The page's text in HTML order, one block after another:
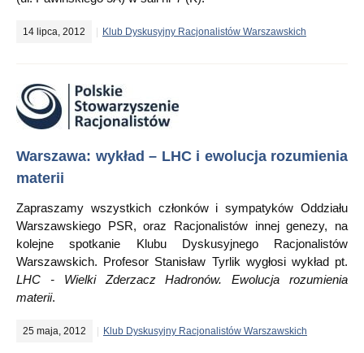
14 lipca, 2012 Klub Dyskusyjny Racjonalistów Warszawskich
Warszawa: wykład – LHC i ewolucja rozumienia
materii
Zapraszamy wszystkich członków i sympatyków Oddziału
Warszawskiego PSR, oraz Racjonalistów innej genezy, na
kolejne spotkanie Klubu Dyskusyjnego Racjonalistów
Warszawskich. Profesor Stanisław Tyrlik wygłosi wykład pt.
LHC - Wielki Zderzacz Hadronów. Ewolucja rozumienia
materii.
25 maja, 2012 Klub Dyskusyjny Racjonalistów Warszawskich